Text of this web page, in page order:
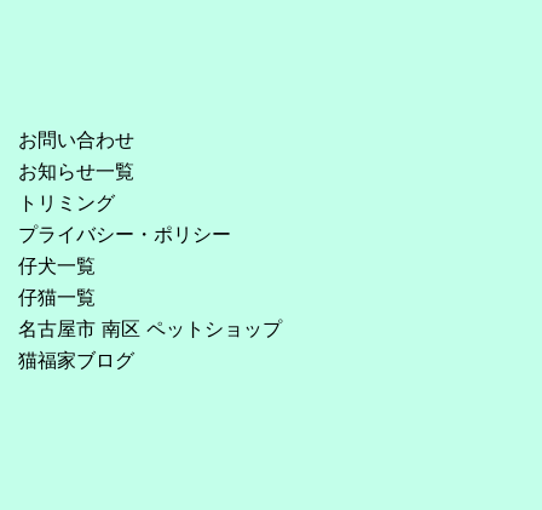
お問い合わせ
お知らせ一覧
トリミング
プライバシー・ポリシー
仔犬一覧
仔猫一覧
名古屋市 南区 ペットショップ
猫福家ブログ